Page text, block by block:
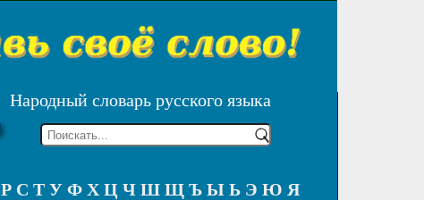
Народный словарь русского языка
Р С Т У Ф Х Ц Ч Ш Щ Ъ Ы Ь Э Ю Я